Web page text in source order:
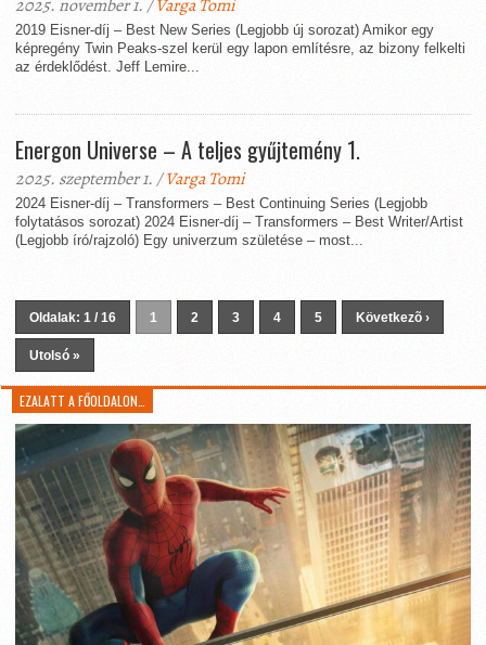
2025. november 1. /Varga Tomi
2019 Eisner-díj – Best New Series (Legjobb új sorozat) Amikor egy
képregény Twin Peaks-szel kerül egy lapon említésre, az bizony felkelti
az érdeklődést. Jeff Lemire...
Energon Universe – A teljes gyűjtemény 1.
2025. szeptember 1. /Varga Tomi
2024 Eisner-díj – Transformers – Best Continuing Series (Legjobb
folytatásos sorozat) 2024 Eisner-díj – Transformers – Best Writer/Artist
(Legjobb író/rajzoló) Egy univerzum születése – most...
Oldalak: 1 / 16 1 2 3 4 5 Következõ ›
Utolsó »
EZALATT A FŐOLDALON…